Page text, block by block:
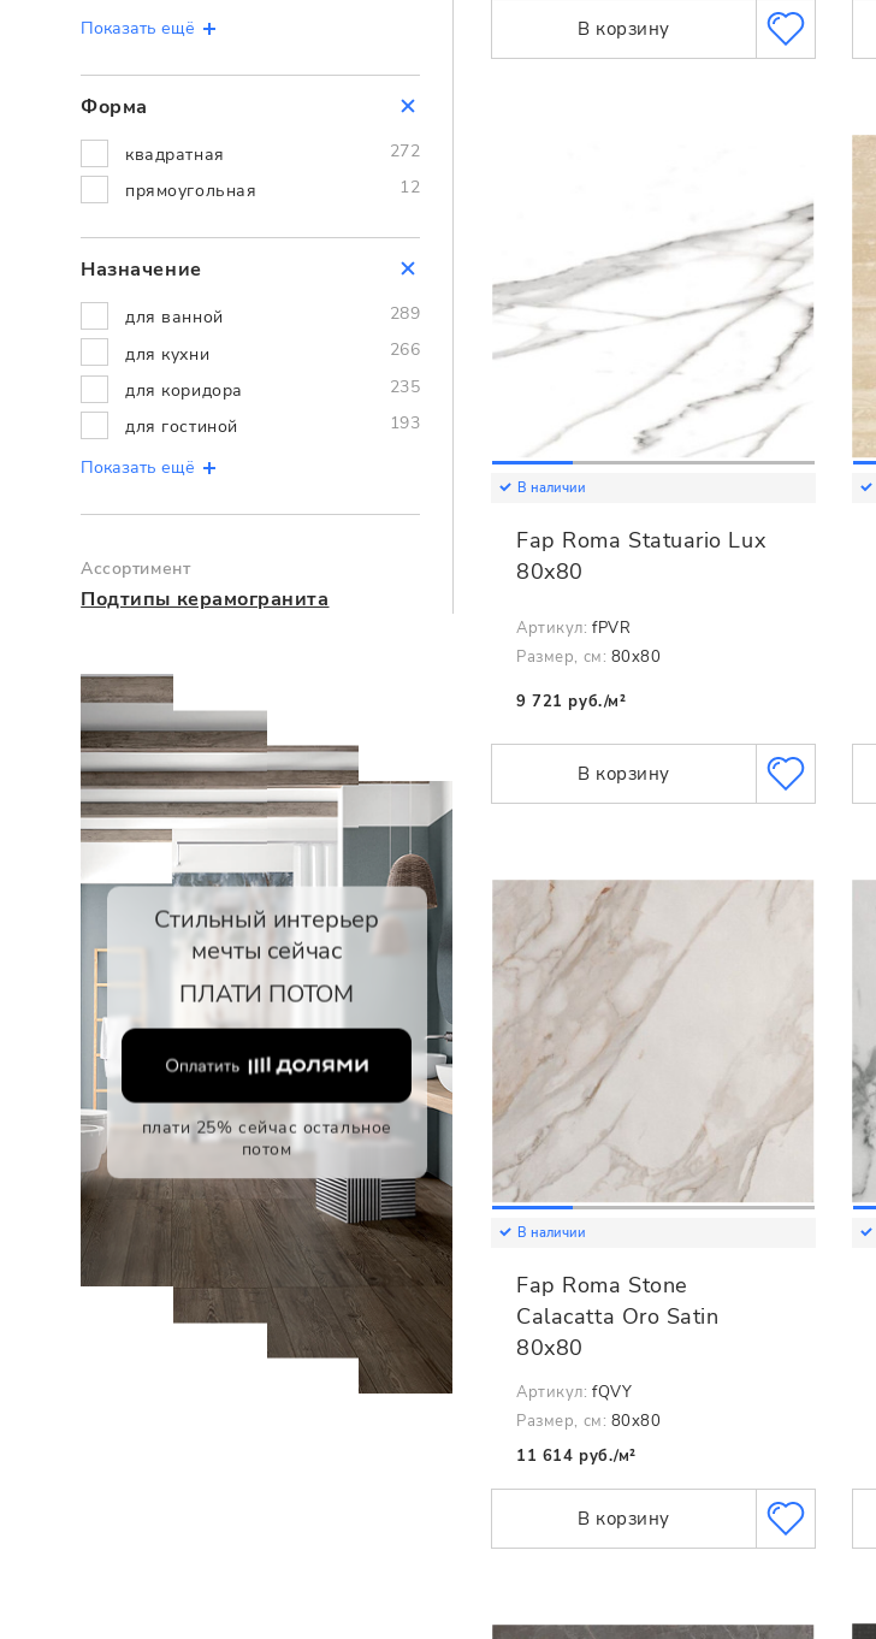
Показать ещё
Форма
квадратная
272
прямоугольная
12
Назначение
для ванной
289
для кухни
266
для коридора
235
для гостиной
193
Показать ещё
Ассортимент
Подтипы керамогранита
Стильный интерьер
мечты сейчас
ПЛАТИ ПОТОМ
плати 25% сейчас остальное
потом
В корзину
В наличии
Fap Roma Statuario Lux
80x80
Артикул: fPVR
Размер, см: 80x80
9 721 руб./м²
В корзину
В наличии
Fap Roma Stone
Calacatta Oro Satin
80x80
Артикул: fQVY
Размер, см: 80x80
11 614 руб./м²
В корзину